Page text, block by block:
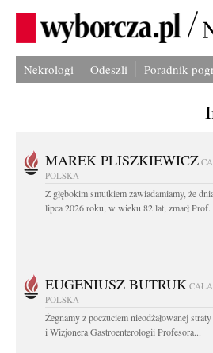
Nekrologi Odeszli Poradnik
MAREK PLISZKIEWICZ
POLSKA
Z głębokim smutkiem zawiadamiamy, że
lipca 2026 roku, w wieku 82 lat, zmarł
EUGENIUSZ BUTRUK CAŁA
POLSKA
Żegnamy z poczuciem nieodżałowanej
i Wizjonera Gastroenterologii Profesora...